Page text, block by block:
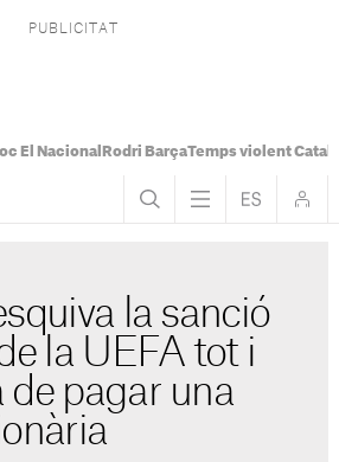
El Nacional Rodri BarçaTemps violent
la sanció
la UEFA tot i
de pagar una